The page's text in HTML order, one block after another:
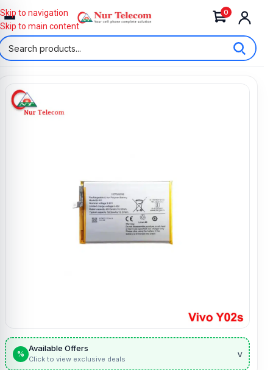
0
Skip to navigation
Skip to main content
%
Available Offers
Click to view exclusive deals v